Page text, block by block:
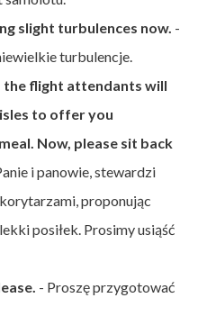
slight turbulences now. -
turbulencje.
the flight attendants will
to offer you
Now, please sit back
i panowie, stewardzi
proponując
posiłek. Prosimy usiąść
- Proszę przygotować